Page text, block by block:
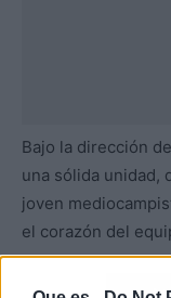
Bajo la dirección
una sólida unidad,
joven
el corazón del